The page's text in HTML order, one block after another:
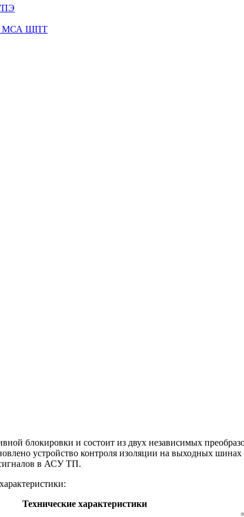
МСА ЩПТ
блокировки и состоит из двух независимых
устройство контроля изоляции на выходных шинах
в АСУ ТП.
Технические характеристики